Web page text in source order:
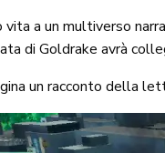
vita a un multiverso
di Goldrake avrà
un racconto della